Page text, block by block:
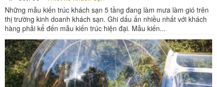
Những mẫu kiến trúc khách sạn 5 tầng đang làm mưa làm gió trên
thị trường kinh doanh khách sạn. Ghi dấu ấn nhiều nhất với khách
hàng phải kể đến mẫu kiến trúc hiện đại. Mẫu kiến...